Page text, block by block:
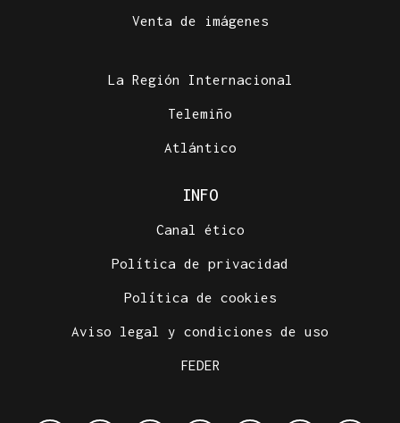
Venta de imágenes
La Región Internacional
Telemiño
Atlántico
INFO
Canal ético
Política de privacidad
Política de cookies
Aviso legal y condiciones de uso
FEDER